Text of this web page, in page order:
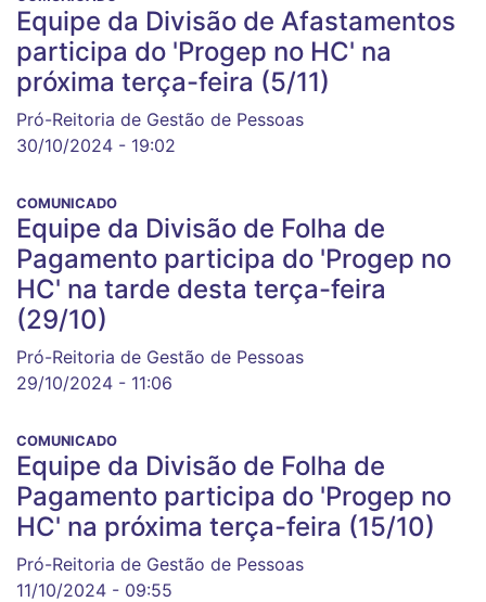
Equipe da Divisão de Afastamentos
participa do 'Progep no HC' na
próxima terça-feira (5/11)
Pró-Reitoria de Gestão de Pessoas
30/10/2024 - 19:02
COMUNICADO
Equipe da Divisão de Folha de
Pagamento participa do 'Progep no
HC' na tarde desta terça-feira
(29/10)
Pró-Reitoria de Gestão de Pessoas
29/10/2024 - 11:06
COMUNICADO
Equipe da Divisão de Folha de
Pagamento participa do 'Progep no
HC' na próxima terça-feira (15/10)
Pró-Reitoria de Gestão de Pessoas
11/10/2024 - 09:55